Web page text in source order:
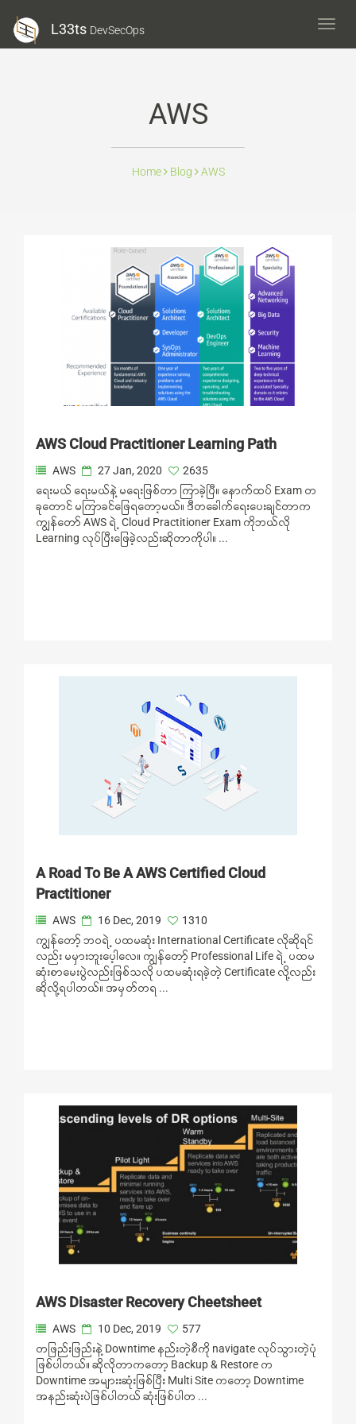
L33ts
L33ts DevSecOps
AWS
Home Blog AWS
AWS Cloud Practitioner Learning Path
AWS 27 Jan, 2020
2635
ရေးမယ် ရေးမယ်နဲ့ မရေးဖြစ်တာ ကြာခဲ့ပြီ။ နောက်ထပ် Exam တ
ခုတောင် မကြာခင်ဖြေရတော့မယ်။ ဒီတခေါက်ရေးပေးချင်တာက
ကျွန်တော် AWS ရဲ့ Cloud Practitioner Exam ကိုဘယ်လို
Learning လုပ်ပြီးဖြေခဲ့လည်းဆိုတာကိုပါ။ ...
A Road To Be A AWS Certified Cloud
Practitioner
AWS 16 Dec, 2019
1310
ကျွန်တော့် ဘဝရဲ့ ပထမဆုံး International Certificate လိုဆိုရင်
လည်း မမှားဘူးပေ့ါလေ။ ကျွန်တော့် Professional Life ရဲ့ ပထမ
ဆုံးစာမေးပွဲလည်းဖြစ်သလို ပထမဆုံးရခဲ့တဲ့ Certificate လို့လည်း
ဆိုလို့ရပါတယ်။ အမှတ်တရ ...
AWS Disaster Recovery Cheetsheet
AWS 10 Dec, 2019
577
တဖြည်းဖြည်းနဲ့ Downtime နည်းတဲ့စီကို navigate လုပ်သွားတဲ့ပုံ
ဖြစ်ပါတယ်။ ဆိုလိုတာကတော့ Backup & Restore က
Downtime အများးဆုံးဖြစ်ပြီး Multi Site ကတော့ Downtime
အနည်းဆုံးပဲဖြစ်ပါတယ် ဆုံးဖြစ်ပါတ ...